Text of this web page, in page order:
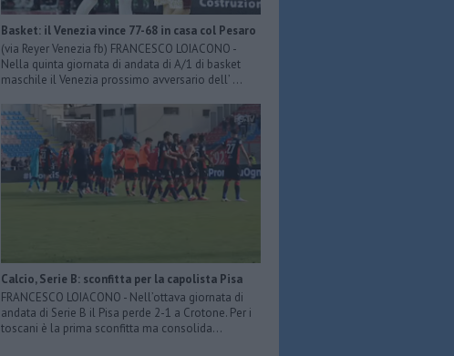
Basket: il Venezia vince 77-68 in casa col Pesaro
(via Reyer Venezia fb) FRANCESCO LOIACONO -
Nella quinta giornata di andata di A/1 di basket
maschile il Venezia prossimo avversario dell’ ...
Calcio, Serie B: sconfitta per la capolista Pisa
FRANCESCO LOIACONO - Nell’ottava giornata di
andata di Serie B il Pisa perde 2-1 a Crotone. Per i
toscani è la prima sconfitta ma consolida...